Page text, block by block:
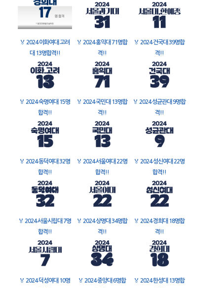
🏅 2024 이화여대 고려
대 13명합격!!
🏅 2024 홍익대 71명합
격!!
🏅 2024 건국대 39명합
격!!
🏅 2024 숙명여대 15명
합격!!
🏅 2024 국민대 13명합
격!!
🏅 2024 성균관대 9명합
격!!
🏅 2024 동덕여대 32명
합격!!
🏅 2024 서울여대 22명
합격!!
🏅 2024 성신여대 22명
합격!!
🏅 2024 서울시립대 7명
합격!!
🏅 2024 상명대 34명합
격!!
🏅 2024 경희대 18명합
격!!
🏅 2024 덕성여대 10명
🏅 2024 중앙대 6명합
🏅 2024 한성대 13명합